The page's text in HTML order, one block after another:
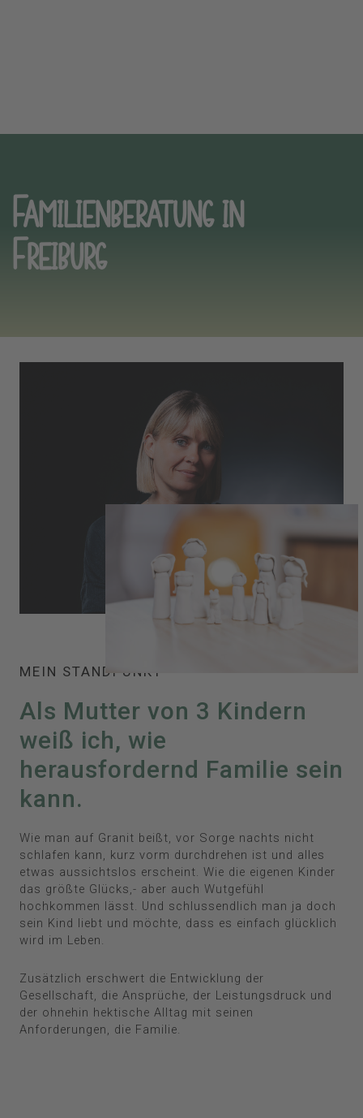
Familienberatung in
Freiburg
MEIN STANDPUNKT
Als Mutter von 3 Kindern
weiß ich, wie
herausfordernd Familie sein
kann.
Wie man auf Granit beißt, vor Sorge nachts nicht
schlafen kann, kurz vorm durchdrehen ist und alles
etwas aussichtslos erscheint. Wie die eigenen Kinder
das größte Glücks,- aber auch Wutgefühl
hochkommen lässt. Und schlussendlich man ja doch
sein Kind liebt und möchte, dass es einfach glücklich
wird im Leben.
Zusätzlich erschwert die Entwicklung der
Gesellschaft, die Ansprüche, der Leistungsdruck und
der ohnehin hektische Alltag mit seinen
Anforderungen, die Familie.